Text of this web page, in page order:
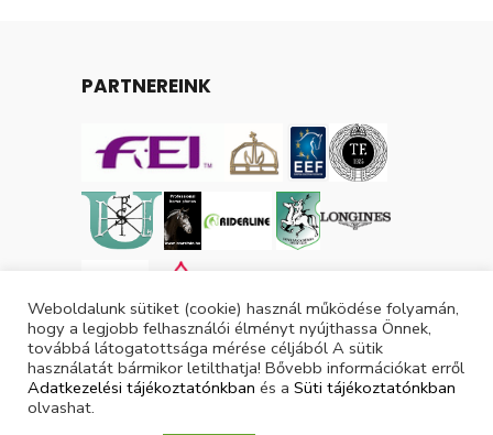
PARTNEREINK
Weboldalunk sütiket (cookie) használ működése folyamán,
hogy a legjobb felhasználói élményt nyújthassa Önnek,
továbbá látogatottsága mérése céljából A sütik
használatát bármikor letilthatja! Bővebb információkat erről
Adatkezelési tájékoztatónkban és a Süti tájékoztatónkban
olvashat.